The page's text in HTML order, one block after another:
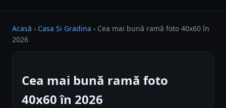
Acasă › Casa Si Gradina › Cea mai bună ramă foto 40x60 în
2026
Cea mai bună ramă foto
40x60 în 2026